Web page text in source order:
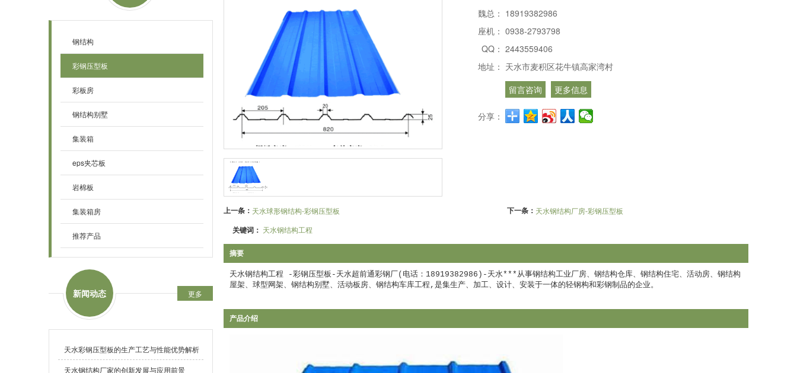
魏总： 18919382986
座机： 0938-2793798
QQ： 2443559406
地址： 天水市麦积区花牛镇高家湾村
留言咨询
更多信息
分享：
上一条： 天水球形钢结构-彩钢压型板 下一条： 天水钢结构厂房-彩钢压型板
关键词： 天水钢结构工程
摘要
天水钢结构工程 -彩钢压型板-天水超前通彩钢厂(电话：18919382986)-天水***从事钢结构工业厂房、钢结构仓库、钢结构住宅、活动房、钢结构
屋架、球型网架、钢结构别墅、活动板房、钢结构车库工程,是集生产、加工、设计、安装于一体的轻钢构和彩钢制品的企业。
产品介绍
钢结构
彩钢压型板
彩板房
钢结构别墅
集装箱
eps夹芯板
岩棉板
集装箱房
推荐产品
新闻动态 更多
天水彩钢压型板的生产工艺与性能优势解析
天水钢结构厂家的创新发展与应用前景